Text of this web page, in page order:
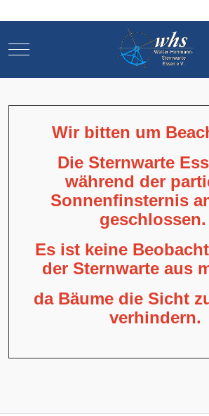
Mobile Menu Toggle
Wir bitten um
Die Sternwarte
während der
Sonnenfinsternis
geschlossen.
Es ist keine
der Sternwarte aus
da Bäume die Sicht
verhindern.